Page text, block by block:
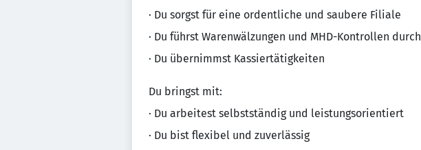
· Du sorgst für eine ordentliche und saubere Filiale
· Du führst Warenwälzungen und MHD-Kontrollen durch
· Du übernimmst Kassiertätigkeiten
Du bringst mit:
· Du arbeitest selbstständig und leistungsorientiert
· Du bist flexibel und zuverlässig